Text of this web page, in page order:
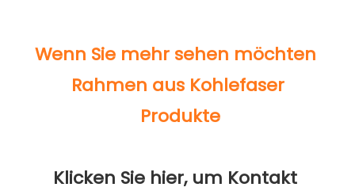
Rahmen aus Kohlefaser
Produkte
Klicken Sie hier, um Kontakt